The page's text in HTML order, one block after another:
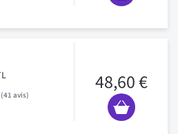
41 avis
48,60 €